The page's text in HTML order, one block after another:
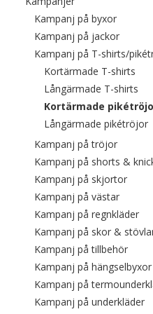
Kampanj på byxorFiltrera
Kampanj på jackorFiltrera
Kampanj på T-shirts/
Kortärmade T-shirts
Långärmade T-shirts
Kortärmade
Långärmade pikétröjor
Kampanj på tröjorFiltrera
Kampanj på shorts &
Kampanj på skjortor
Kampanj på västarFiltrera
Kampanj på regnkläder
Kampanj på skor &
Kampanj på tillbehör
Kampanj på
Kampanj på
Kampanj på underkläder